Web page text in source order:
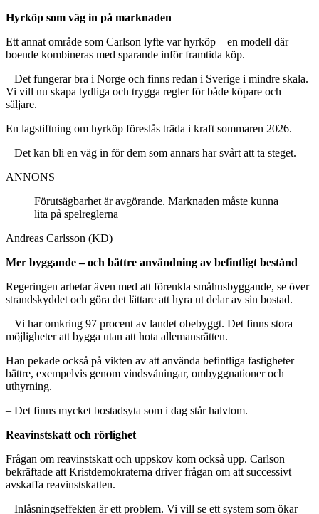
Hyrköp som väg in på marknaden
Ett annat område som Carlson lyfte var hyrköp – en modell där
boende kombineras med sparande inför framtida köp.
– Det fungerar bra i Norge och finns redan i Sverige i mindre skala.
Vi vill nu skapa tydliga och trygga regler för både köpare och
säljare.
En lagstiftning om hyrköp föreslås träda i kraft sommaren 2026.
– Det kan bli en väg in för dem som annars har svårt att ta steget.
ANNONS
Förutsägbarhet är avgörande. Marknaden måste kunna
lita på spelreglerna
Andreas Carlsson (KD)
Mer byggande – och bättre användning av befintligt bestånd
Regeringen arbetar även med att förenkla småhusbyggande, se över
strandskyddet och göra det lättare att hyra ut delar av sin bostad.
– Vi har omkring 97 procent av landet obebyggt. Det finns stora
möjligheter att bygga utan att hota allemansrätten.
Han pekade också på vikten av att använda befintliga fastigheter
bättre, exempelvis genom vindsvåningar, ombyggnationer och
uthyrning.
– Det finns mycket bostadsyta som i dag står halvtom.
Reavinstskatt och rörlighet
Frågan om reavinstskatt och uppskov kom också upp. Carlson
bekräftade att Kristdemokraterna driver frågan om att successivt
avskaffa reavinstskatten.
– Inlåsningseffekten är ett problem. Vi vill se ett system som ökar